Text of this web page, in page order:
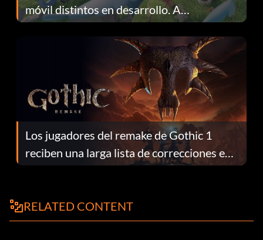
móvil distintos en desarrollo. A
continuación te explicamos por qué.
Los jugadores del remake de Gothic 1
reciben una larga lista de correcciones en
el parche 1.0.4
RELATED CONTENT